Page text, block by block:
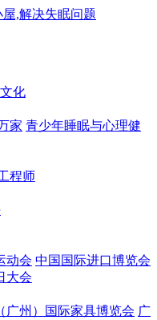
化
家 青少年睡眠与心理健
程师
动会 中国国际进口博览会
大会
广州）国际家具博览会 广